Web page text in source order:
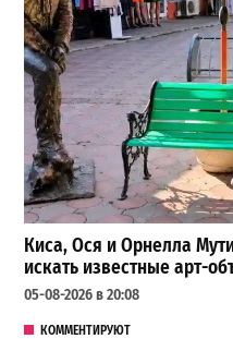
Киса, Ося и Орнелла
искать известные арт-
05-08-2026 в 20:08
КОММЕНТИРУЮТ